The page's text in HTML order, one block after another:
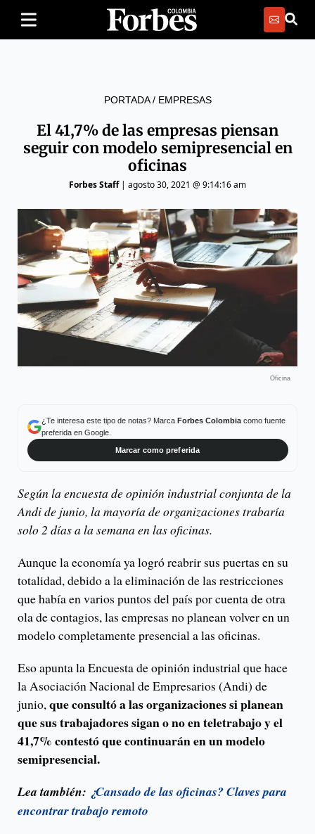
PORTADA/ EMPRESAS
El 41,7% de las empresas piensan
seguir con modelo semipresencial en
oficinas
Forbes Staff| agosto 30, 2021 @ 9:14:16 am
Oficina
¿Te interesa este tipo de notas? Marca Forbes Colombiacomo fuente
preferida en Google.
Marcar como preferida
Según la encuesta de opinión industrial conjunta de la
Andi de junio, la mayoría de organizaciones trabaría
solo 2 días a la semana en las oficinas.
Aunque la economía ya logró reabrir sus puertas en su
totalidad, debido a la eliminación de las restricciones
que había en varios puntos del país por cuenta de otra
ola de contagios, las empresas no planean volver en un
modelo completamente presencial a las oficinas.
Eso apunta la Encuesta de opinión industrial que hace
la Asociación Nacional de Empresarios (Andi) de
junio,que consultó a las organizaciones si planean
que sus trabajadores sigan o no en teletrabajo y el
41,7% contestó que continuarán en un modelo
semipresencial.
Lea también: ¿Cansado de las oficinas? Claves para
encontrar trabajo remoto